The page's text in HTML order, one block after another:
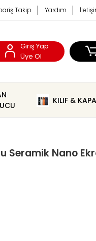
Takip Yardım
Giriş Yap
Üye Ol
KILIF &
Seramik Nano